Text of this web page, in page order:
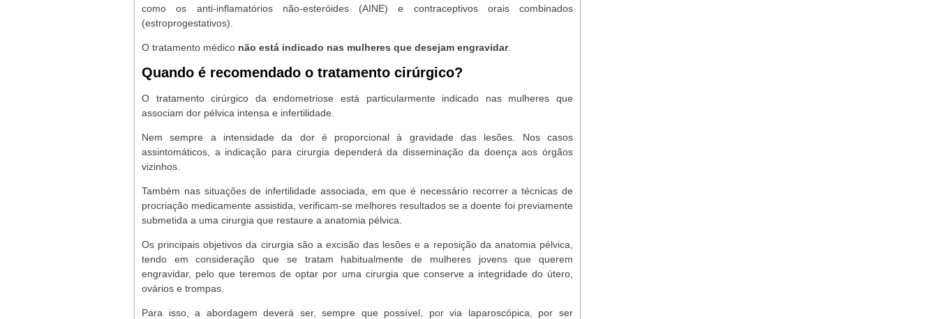
como os anti-inflamatórios não-esteróides (AINE) e contraceptivos orais combinados
(estroprogestativos).
O tratamento médico não está indicado nas mulheres que desejam engravidar.
Quando é recomendado o tratamento cirúrgico?
O tratamento cirúrgico da endometriose está particularmente indicado nas mulheres que
associam dor pélvica intensa e infertilidade.
Nem sempre a intensidade da dor é proporcional à gravidade das lesões. Nos casos
assintomáticos, a indicação para cirurgia dependerá da disseminação da doença aos órgãos
vizinhos.
Também nas situações de infertilidade associada, em que é necessário recorrer a técnicas de
procriação medicamente assistida, verificam-se melhores resultados se a doente foi previamente
submetida a uma cirurgia que restaure a anatomia pélvica.
Os principais objetivos da cirurgia são a excisão das lesões e a reposição da anatomia pélvica,
tendo em consideração que se tratam habitualmente de mulheres jovens que querem
engravidar, pelo que teremos de optar por uma cirurgia que conserve a integridade do útero,
ovários e trompas.
Para isso, a abordagem deverá ser, sempre que possível, por via laparoscópica, por ser